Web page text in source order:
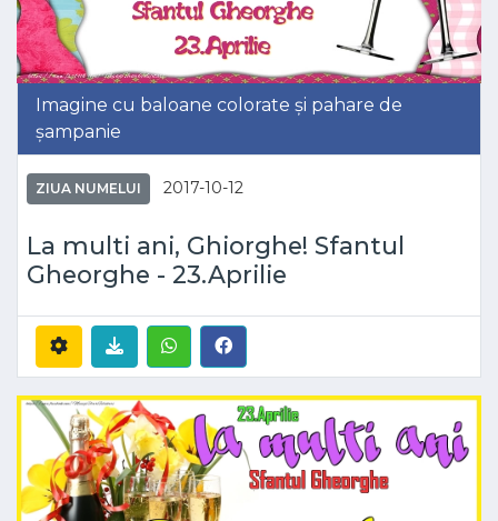
Imagine cu baloane colorate și pahare de
șampanie
ZIUA NUMELUI 2017-10-12
La multi ani, Ghiorghe! Sfantul
Gheorghe - 23.Aprilie